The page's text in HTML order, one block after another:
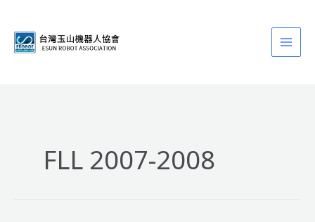
FLL 2007-2008